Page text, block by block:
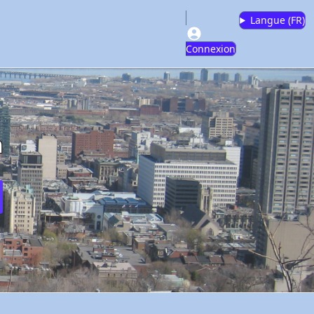
Connexion
Langue (FR)